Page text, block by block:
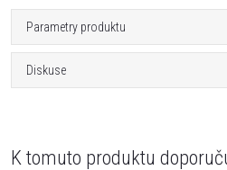
Parametry produktu
Diskuse
K tomuto produktu